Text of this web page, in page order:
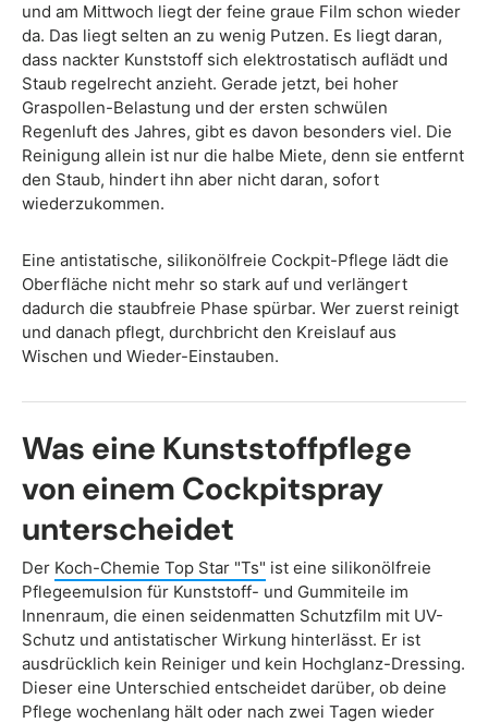
und am Mittwoch liegt der feine graue Film schon wieder
da. Das liegt selten an zu wenig Putzen. Es liegt daran,
dass nackter Kunststoff sich elektrostatisch auflädt und
Staub regelrecht anzieht. Gerade jetzt, bei hoher
Graspollen-Belastung und der ersten schwülen
Regenluft des Jahres, gibt es davon besonders viel. Die
Reinigung allein ist nur die halbe Miete, denn sie entfernt
den Staub, hindert ihn aber nicht daran, sofort
wiederzukommen.
Eine antistatische, silikonölfreie Cockpit-Pflege lädt die
Oberfläche nicht mehr so stark auf und verlängert
dadurch die staubfreie Phase spürbar. Wer zuerst reinigt
und danach pflegt, durchbricht den Kreislauf aus
Wischen und Wieder-Einstauben.
Was eine Kunststoffpflege
von einem Cockpitspray
unterscheidet
Der Koch-Chemie Top Star "Ts" ist eine silikonölfreie
Pflegeemulsion für Kunststoff- und Gummiteile im
Innenraum, die einen seidenmatten Schutzfilm mit UV-
Schutz und antistatischer Wirkung hinterlässt. Er ist
ausdrücklich kein Reiniger und kein Hochglanz-Dressing.
Dieser eine Unterschied entscheidet darüber, ob deine
Pflege wochenlang hält oder nach zwei Tagen wieder